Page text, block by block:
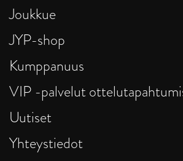
Joukkue
JYP-shop
Kumppanuus
VIP -palvelut
Uutiset
Yhteystiedot